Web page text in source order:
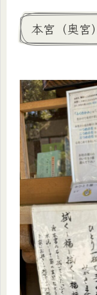
本宮（奥宮